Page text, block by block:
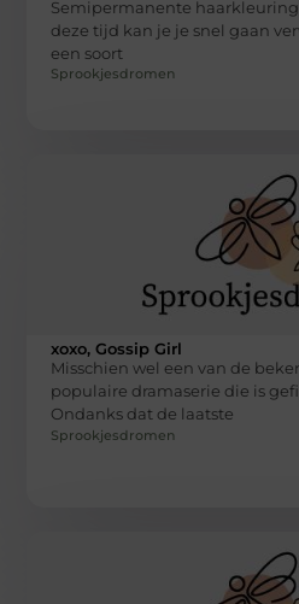
Semipermanente
deze tijd kan je je snel gaan
een soort
Sprookjesdromen
xoxo, Gossip Girl
Misschien wel een van de
populaire dramaserie die is
Ondanks dat de laatste
Sprookjesdromen